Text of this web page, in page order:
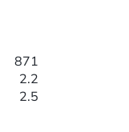
871
2.2
2.5